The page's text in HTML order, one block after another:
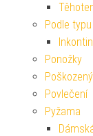
Podle typu
Ponožky
Povlečení
Pyžama